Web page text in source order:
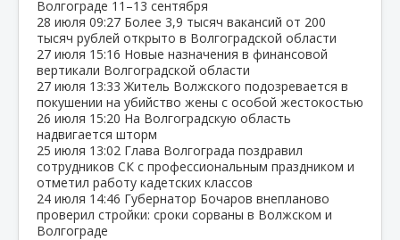
Волгограде 11–13 сентября
28 июля 09:27 Более 3,9 тысяч вакансий от 200
тысяч рублей открыто в Волгоградской области
27 июля 15:16 Новые назначения в финансовой
вертикали Волгоградской области
27 июля 13:33 Житель Волжского подозревается в
покушении на убийство жены с особой жестокостью
26 июля 15:20 На Волгоградскую область
надвигается шторм
25 июля 13:02 Глава Волгограда поздравил
сотрудников СК с профессиональным праздником и
отметил работу кадетских классов
24 июля 14:46 Губернатор Бочаров внепланово
проверил стройки: сроки сорваны в Волжском и
Волгограде